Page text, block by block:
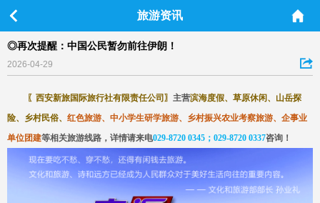
旅游资讯
◎再次提醒：中国公民暂勿前往伊朗！
2026-04-29
〖 西安新旅国际旅行社有限责任公司 〗 主营滨海度假、草原休闲、山岳探
险、乡村民俗、 红色旅游、中小学生研学旅游、乡村振兴农业考察旅游、企事业
单位团建等相关旅游线路，详情请来电029-8720 0345；029-8720 0337咨询 ！